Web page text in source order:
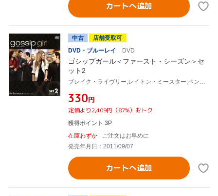
カートへ追加
中古
店舗受取可
DVD・ブルーレイ
DVD
ゴシップガール＜ファースト・シーズン＞セ
ット2
ブレイク・ライヴリー,レイトン・ミースター,ペン・バッジリー,セシリー・フォン・ジーゲザー(原作)
¥330円
定価より2,409円（87%）おトク
獲得ポイント 3P
在庫わずか
ご注文はお早めに
発売年月日：2011/09/07
カートへ追加